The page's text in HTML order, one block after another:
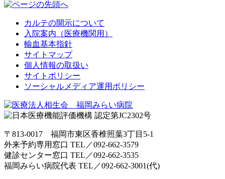
カルテの開示について
入院案内（医療機関用）
輸血基本指針
サイトマップ
個人情報の取扱い
サイトポリシー
ソーシャルメディア運用ポリシー
〒813-0017 福岡市東区香椎照葉3丁目5-1
外来予約専用窓口 TEL／092-662-3579
健診センター窓口 TEL／092-662-3535
福岡みらい病院代表 TEL／092-662-3001(代)